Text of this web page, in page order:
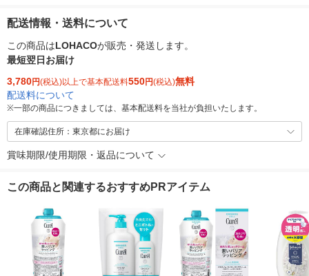
配送情報・送料について
この商品はLOHACOが販売・発送します。
最短翌日お届け
3,780円(税込)以上で基本配送料550円(税込)無料
配送料について
※一部の商品につきましては、基本配送料を当社が負担いたします。
在庫確認住所：東京都にお届け
賞味期限/使用期限・返品について
この商品と関連するおすすめPRアイテム